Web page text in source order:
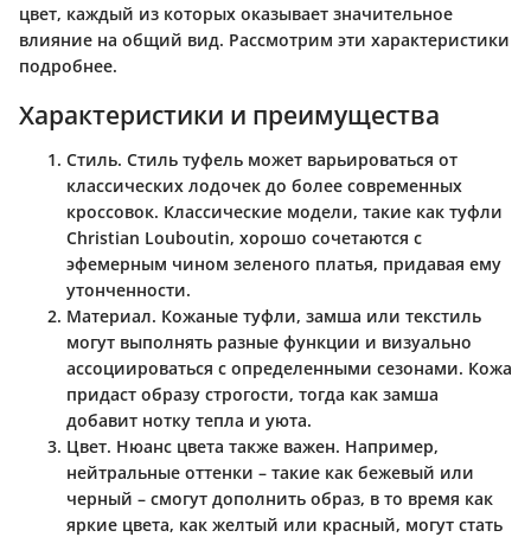
цвет, каждый из которых оказывает значительное
влияние на общий вид. Рассмотрим эти характеристики
подробнее.
Характеристики и преимущества
Стиль. Стиль туфель может варьироваться от
классических лодочек до более современных
кроссовок. Классические модели, такие как туфли
Christian Louboutin, хорошо сочетаются с
эфемерным чином зеленого платья, придавая ему
утонченности.
Материал. Кожаные туфли, замша или текстиль
могут выполнять разные функции и визуально
ассоциироваться с определенными сезонами. Кожа
придаст образу строгости, тогда как замша
добавит нотку тепла и уюта.
Цвет. Нюанс цвета также важен. Например,
нейтральные оттенки – такие как бежевый или
черный – смогут дополнить образ, в то время как
яркие цвета, как желтый или красный, могут стать